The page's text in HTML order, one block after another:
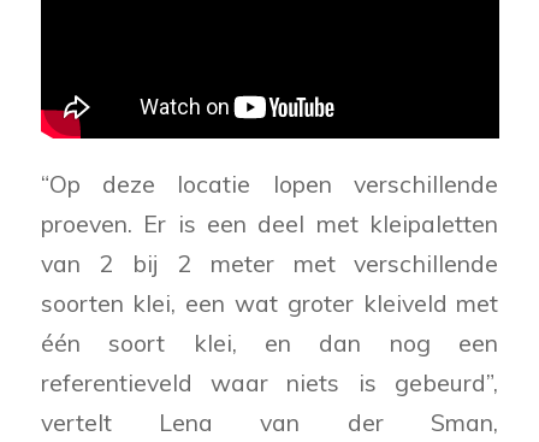
“Op deze locatie lopen verschillende
proeven. Er is een deel met kleipaletten
van 2 bij 2 meter met verschillende
soorten klei, een wat groter kleiveld met
één soort klei, en dan nog een
referentieveld waar niets is gebeurd”,
vertelt Lena van der Sman,